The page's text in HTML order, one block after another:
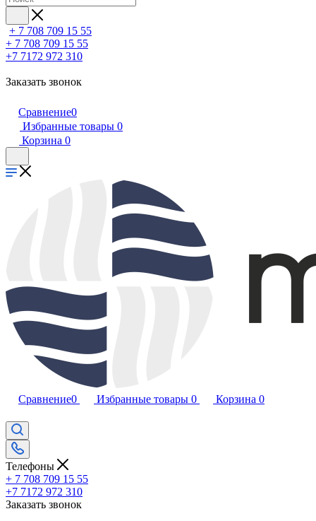
+ 7 708 709 15 55
+ 7 708 709 15 55
+7 7172 972 310
Заказать звонок
Сравнение0
Избранные товары 0
Корзина 0
Сравнение0 Избранные товары 0 Корзина 0
Телефоны
+ 7 708 709 15 55
+7 7172 972 310
Заказать звонок